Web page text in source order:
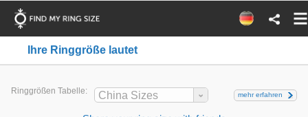
Ihre Ringgröße lautet
Ringgrößen Tabelle: China Sizes mehr erfahren